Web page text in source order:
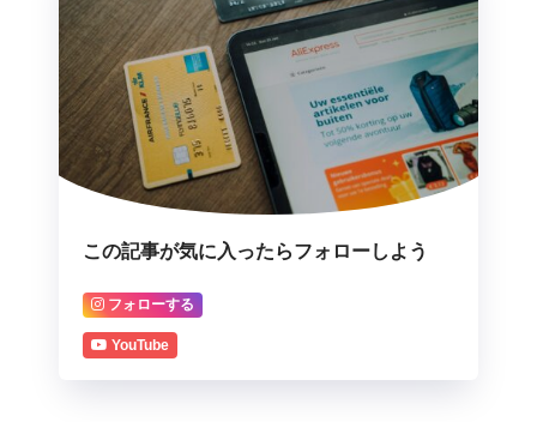
この記事が気に入ったらフォローしよう
フォローする
YouTube